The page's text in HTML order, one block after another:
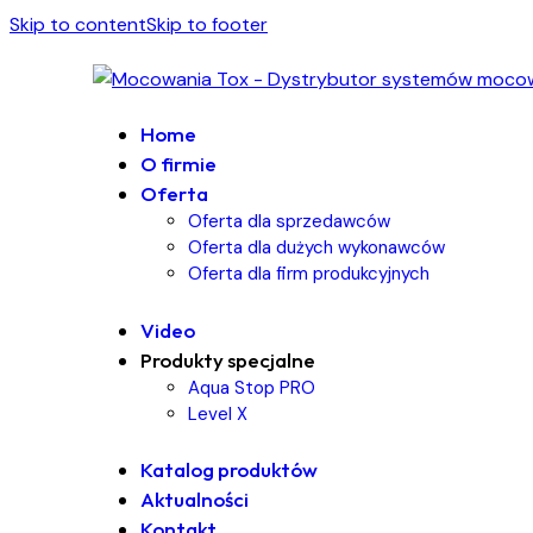
Skip to contentSkip to footer
Home
O firmie
Oferta
Oferta dla sprzedawców
Oferta dla dużych wykonawców
Oferta dla firm produkcyjnych
Video
Produkty specjalne
Aqua Stop PRO
Level X
Katalog produktów
Aktualności